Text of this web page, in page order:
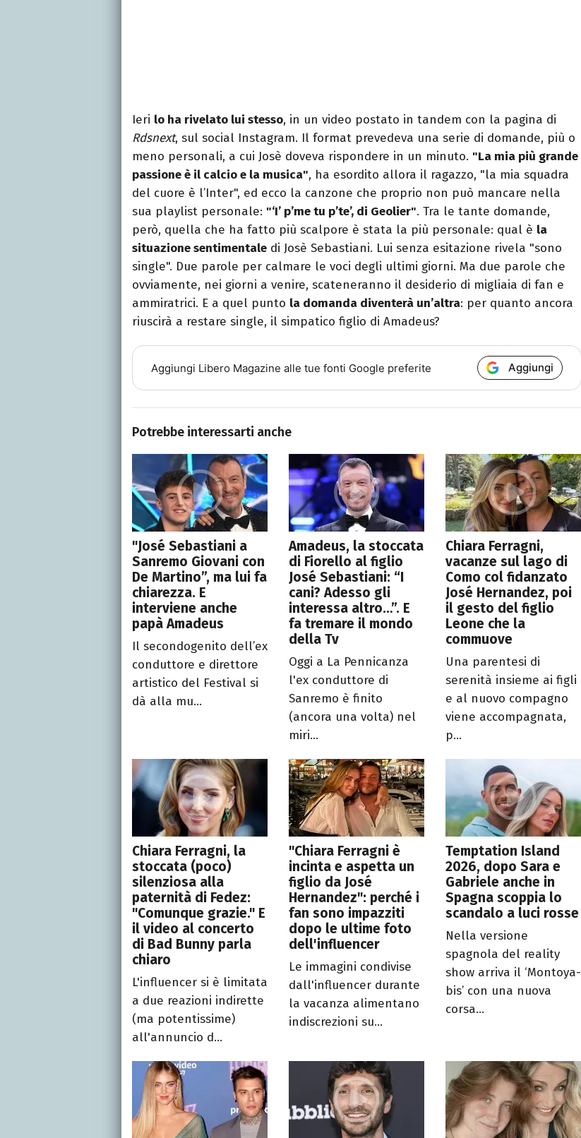
Ieri lo ha rivelato lui stesso, in un video postato in tandem con la pagina di
Rdsnext, sul social Instagram. Il format prevedeva una serie di domande, più o
meno personali, a cui Josè doveva rispondere in un minuto. "La mia più grande
passione è il calcio e la musica", ha esordito allora il ragazzo, "la mia squadra
del cuore è l’Inter", ed ecco la canzone che proprio non può mancare nella
sua playlist personale: "‘I’ p’me tu p’te’, di Geolier". Tra le tante domande,
però, quella che ha fatto più scalpore è stata la più personale: qual è la
situazione sentimentale di Josè Sebastiani. Lui senza esitazione rivela "sono
single". Due parole per calmare le voci degli ultimi giorni. Ma due parole che
ovviamente, nei giorni a venire, scateneranno il desiderio di migliaia di fan e
ammiratrici. E a quel punto la domanda diventerà un’altra: per quanto ancora
riuscirà a restare single, il simpatico figlio di Amadeus?
Aggiungi Libero Magazine alle tue fonti Google preferite Aggiungi
Potrebbe interessarti anche
"José Sebastiani a
Sanremo Giovani con
De Martino”, ma lui fa
chiarezza. E
interviene anche
papà Amadeus
Il secondogenito dell’ex
conduttore e direttore
artistico del Festival si
dà alla mu...
Amadeus, la stoccata
di Fiorello al figlio
José Sebastiani: “I
cani? Adesso gli
interessa altro…”. E
fa tremare il mondo
della Tv
Oggi a La Pennicanza
l'ex conduttore di
Sanremo è finito
(ancora una volta) nel
miri...
Chiara Ferragni,
vacanze sul lago di
Como col fidanzato
José Hernandez, poi
il gesto del figlio
Leone che la
commuove
Una parentesi di
serenità insieme ai figli
e al nuovo compagno
viene accompagnata,
p...
Chiara Ferragni, la
stoccata (poco)
silenziosa alla
paternità di Fedez:
"Comunque grazie." E
il video al concerto
di Bad Bunny parla
chiaro
L'influencer si è limitata
a due reazioni indirette
(ma potentissime)
all'annuncio d...
"Chiara Ferragni è
incinta e aspetta un
figlio da José
Hernandez": perché i
fan sono impazziti
dopo le ultime foto
dell'influencer
Le immagini condivise
dall'influencer durante
la vacanza alimentano
indiscrezioni su...
Temptation Island
2026, dopo Sara e
Gabriele anche in
Spagna scoppia lo
scandalo a luci rosse
Nella versione
spagnola del reality
show arriva il ‘Montoya-
bis’ con una nuova
corsa...